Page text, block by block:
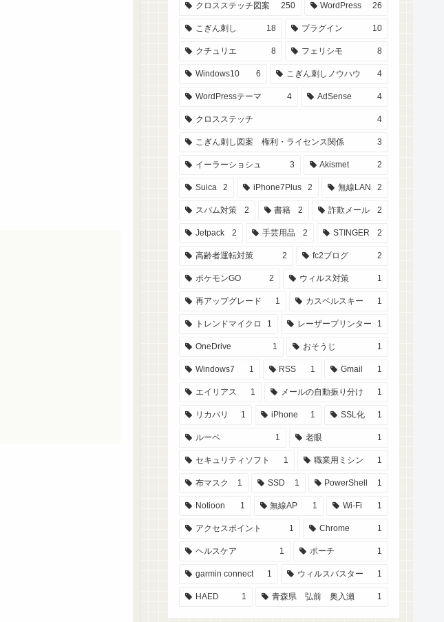
クロスステッチ図案 250 WordPress 26
こぎん刺し 18 プラグイン 10
クチュリエ 8 フェリシモ 8
Windows10 6 こぎん刺しノウハウ 4
WordPressテーマ 4 AdSense 4
クロスステッチ 4
こぎん刺し図案 権利・ライセンス関係 3
イーラーショシュ 3 Akismet 2
Suica 2 iPhone7Plus 2 無線LAN 2
スパム対策 2 書籍 2 詐欺メール 2
Jetpack 2 手芸用品 2 STINGER 2
高齢者運転対策 2 fc2ブログ 2
ポケモンGO 2 ウィルス対策 1
再アップグレード 1 カスペルスキー 1
トレンドマイクロ 1 レーザープリンター 1
OneDrive 1 おそうじ 1
Windows7 1 RSS 1 Gmail 1
エイリアス 1 メールの自動振り分け 1
リカバリ 1 iPhone 1 SSL化 1
ルーペ 1 老眼 1
セキュリティソフト 1 職業用ミシン 1
布マスク 1 SSD 1 PowerShell 1
Notioon 1 無線AP 1 Wi-Fi 1
アクセスポイント 1 Chrome 1
ヘルスケア 1 ポーチ 1
garmin connect 1 ウィルスバスター 1
HAED 1 青森県 弘前 奥入瀬 1